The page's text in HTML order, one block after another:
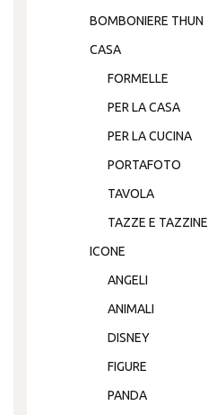
BOMBONIERE THUN
CASA
FORMELLE
PER LA CASA
PER LA CUCINA
PORTAFOTO
TAVOLA
TAZZE E TAZZINE
ICONE
ANGELI
ANIMALI
DISNEY
FIGURE
PANDA